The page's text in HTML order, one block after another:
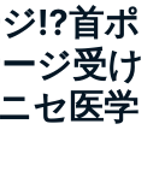
⁉首ポ
ジ受け
セ医学